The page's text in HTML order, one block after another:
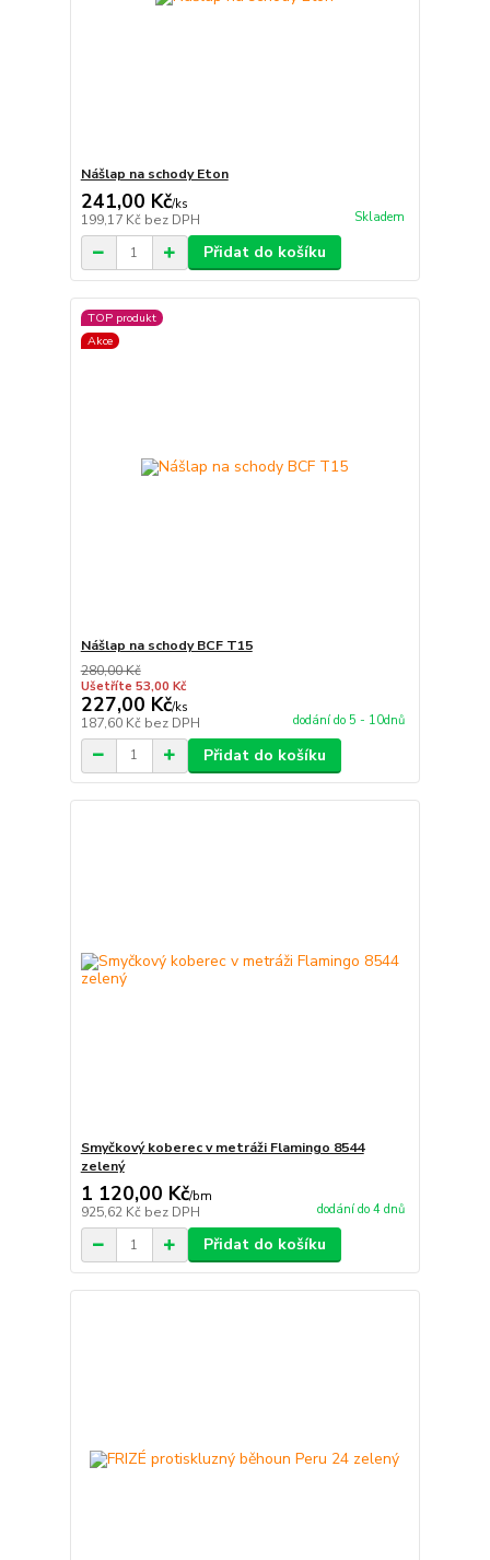
Nášlap na schody Eton
241,00 Kč/ks
199,17 Kč bez DPH Skladem
Přidat do košíku
TOP produkt
Akce
Nášlap na schody BCF T15
280,00 Kč
Ušetříte 53,00 Kč
227,00 Kč/ks
187,60 Kč bez DPH dodání do 5 - 10dnů
Přidat do košíku
Smyčkový koberec v metráži Flamingo 8544
zelený
1 120,00 Kč/bm
925,62 Kč bez DPH dodání do 4 dnů
Přidat do košíku